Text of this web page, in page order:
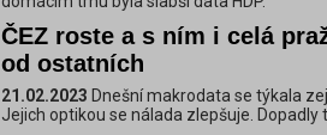
ČEZ roste a s ním i celá
od ostatních
21.02.2023 Dnešní makrodata se týkala
Jejich optikou se nálada zlepšuje. Dopadly